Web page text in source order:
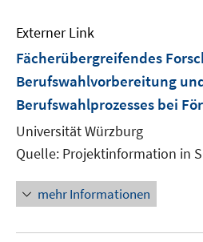
Externer Link
Fächerübergreifendes
Berufswahlvorbereitung
Berufswahlprozesses bei
Universität Würzburg
Quelle: Projektinformation in
mehr Informationen